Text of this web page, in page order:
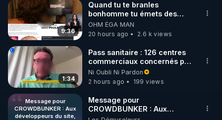
http://rgnr.li/news
🌱 VIDÉOS NON CENSURÉES SUR ODYSEE
Toutes les vidéos Youtube sont aussi sur la
http://rgnr.li/odysee
🌱 LES STAGES EN PRÉSENTIEL
9:36
Quand tu te branles
bonhomme tu émets des
ondes ils ont juste omis de
t'expliquer
OHM ÉGA MAN
20 hours ago
2.6 k views
1:34
Pass sanitaire : 126 centres
commerciaux concernés par
l'obligation dans toute la
France
Ni Oubli Ni Pardon
2 hours ago
199 views
Message pour
CROWDBUNKER : Aux
développeurs du site,
Message pour
CROWDBUNKER : Aux
développeurs du site,